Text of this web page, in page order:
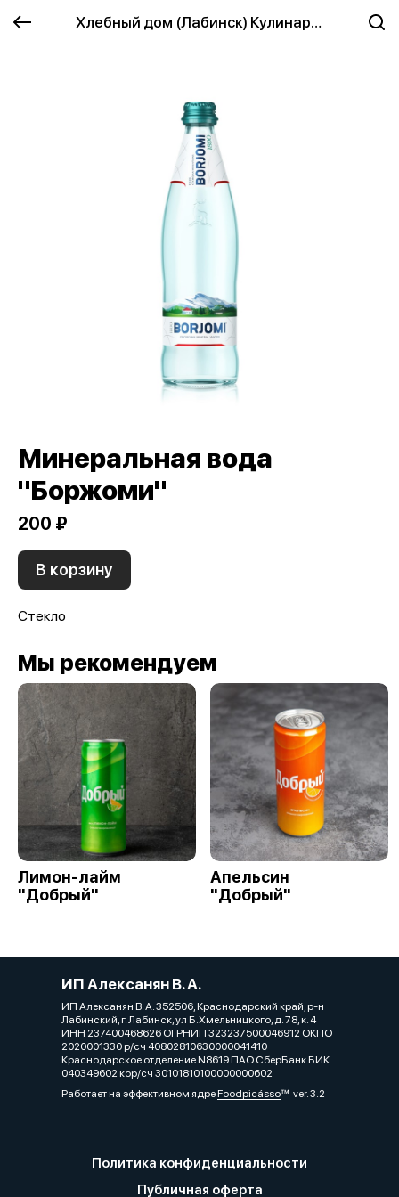
Хлебный дом (Лабинск) Кулинария
Минеральная вода
"Боржоми"
200 ₽
В корзину
Стекло
Мы рекомендуем
Лимон-лайм
"Добрый"
Апельсин
"Добрый"
ИП Алексанян В. А.
ИП Алексанян В. А. 352506, Краснодарский край, р-н
Лабинский, г. Лабинск, ул Б.Хмельницкого, д. 78, к. 4
ИНН 237400468626 ОГРНИП 323237500046912 ОКПО
2020001330 р/сч 40802810630000041410
Краснодарское отделение N8619 ПАО СберБанк БИК
040349602 кор/сч 30101810100000000602
Работает на эффективном ядреFoodpicássover. 3.2
Политика конфиденциальности
Публичная оферта